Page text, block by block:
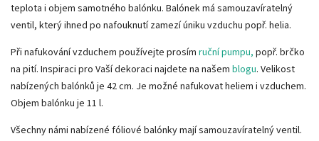
teplota i objem samotného balónku. Balónek má samouzavíratelný
ventil, který ihned po nafouknutí zamezí úniku vzduchu popř. helia.
Při nafukování vzduchem používejte prosím ruční pumpu, popř. brčko
na pití. Inspiraci pro Vaší dekoraci najdete na našem blogu. Velikost
nabízených balónků je 42 cm. Je možné nafukovat heliem i vzduchem.
Objem balónku je 11 l.
Všechny námi nabízené fóliové balónky mají samouzavíratelný ventil.